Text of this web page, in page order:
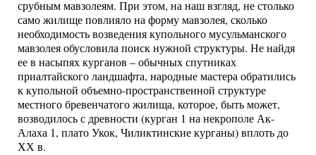
срубным мавзолеям. При этом, на наш взгляд, не столько
само жилище повлияло на форму мавзолея, сколько
необходимость возведения купольного мусульманского
мавзолея обусловила поиск нужной структуры. Не найдя
ее в насыпях курганов – обычных спутниках
приалтайского ландшафта, народные мастера обратились
к купольной объемно-пространственной структуре
местного бревенчатого жилища, которое, быть может,
возводилось с древности (курган 1 на некрополе Ак-
Алаха 1, плато Укок, Чиликтинские курганы) вплоть до
ХХ в.